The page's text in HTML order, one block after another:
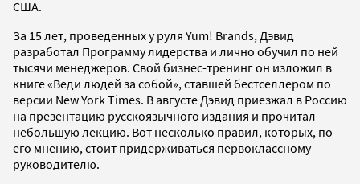
США.
За 15 лет, проведенных у руля Yum! Brands, Дэвид
разработал Программу лидерства и лично обучил по ней
тысячи менеджеров. Свой бизнес-тренинг он изложил в
книге «Веди людей за собой», ставшей бестселлером по
версии New York Times. В августе Дэвид приезжал в Россию
на презентацию русскоязычного издания и прочитал
небольшую лекцию. Вот несколько правил, которых, по
его мнению, стоит придерживаться первоклассному
руководителю.